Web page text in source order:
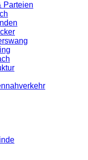
Parteien